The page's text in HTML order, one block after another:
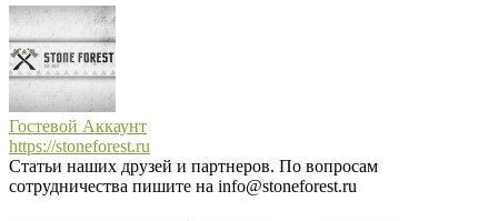
Гостевой Аккаунт
https://stoneforest.ru
Статьи наших друзей и партнеров. По вопросам
сотрудничества пишите на info@stoneforest.ru